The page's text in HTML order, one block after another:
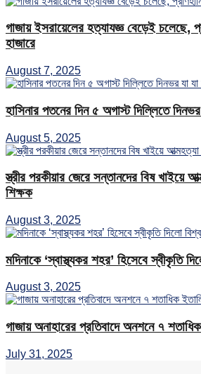
গাজায় ইসরায়েলের হত্যাযজ্ঞ বেড়েই চলেছে,
হাজারে
August 7, 2025
হাসিনার পতনের দিন ৫ অগাস্ট দিল্লিতে
August 5, 2025
স্ত্রীর পরকীয়ার জেরে সন্তানদের বিষ খাইয়ে
শিক্ষক
August 3, 2025
মদিনাকে ‘স্বাস্থ্যকর শহর’ হিসেবে স্বীকৃতি
August 3, 2025
গাজায় অনাহারের প্রতিবাদে অনশনে ৭
July 31, 2025